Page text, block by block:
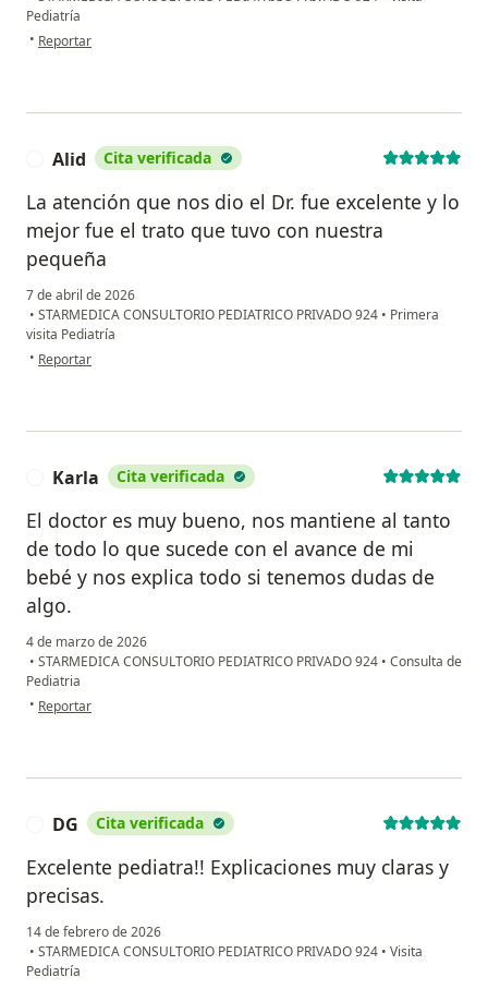
Pediatría
• en opinión del usuario Maribel Garcia
Reportar
Alid Cita verificada
La atención que nos dio el Dr. fue excelente y lo
mejor fue el trato que tuvo con nuestra
pequeña
7 de abril de 2026
• STARMEDICA CONSULTORIO PEDIATRICO PRIVADO 924 • Primera
visita Pediatría
• en opinión del usuario Alid
Reportar
Karla Cita verificada
El doctor es muy bueno, nos mantiene al tanto
de todo lo que sucede con el avance de mi
bebé y nos explica todo si tenemos dudas de
algo.
4 de marzo de 2026
• STARMEDICA CONSULTORIO PEDIATRICO PRIVADO 924 • Consulta de
Pediatria
• en opinión del usuario Karla
Reportar
DG Cita verificada
Excelente pediatra!! Explicaciones muy claras y
precisas.
14 de febrero de 2026
• STARMEDICA CONSULTORIO PEDIATRICO PRIVADO 924 • Visita
Pediatría